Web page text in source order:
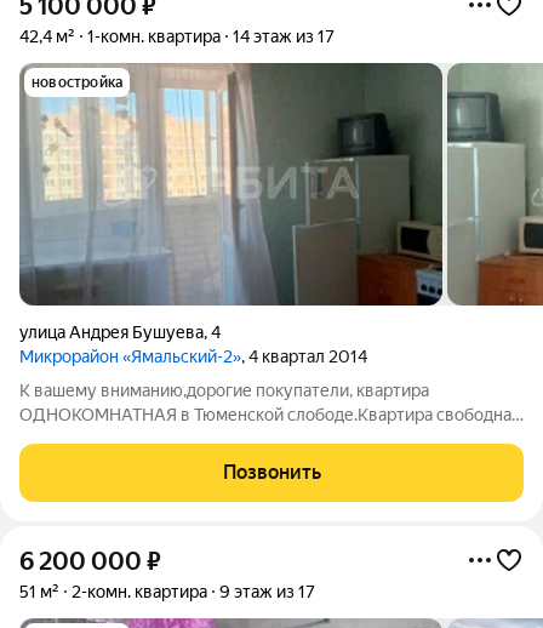
5 100 000 ₽
42,4 м² 1-комн. квартира 14 этаж из 17
новостройка
улица Андрея Бушуева,4
Микрорайон «Ямальский-2», 4 квартал 2014
К вашему вниманию,дорогие покупатели, квартира
ОДНОКОМНАТНАЯ в Тюменской слободе.Квартира свободна
Квартира чистая, почти никто не жил!Планировка очень
удачная, лоджия застеленная.Двор оснащен
Позвонить
6 200 000 ₽
51 м² 2-комн. квартира 9 этаж из 17